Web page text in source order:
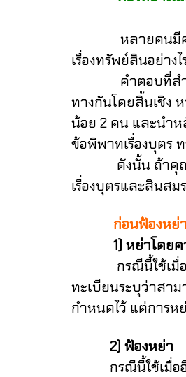
หลายคนมีคำถาม
เรื่องทรัพย์สินอย่าง
คำตอบที่สำคัญที่สุ
ทางกันโดยสิ้นเชิง
น้อย 2 คน และนำ
ข้อพิพาทเรื่องบุตร
ดังนั้น ถ้าคุณกำลั
เรื่องบุตรและสินส
ก่อนฟ้องหย่า ต้
1) หย่าโดย
กรณีนี้ใช้เมื่อทั้งส
ทะเบียนระบุว่าสา
กำหนดไว้ แต่การห
2) ฟ้องหย่า
กรณีนี้ใช้เมื่ออีกฝ่